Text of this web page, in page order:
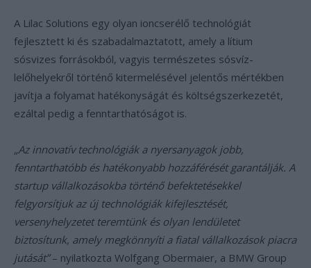
A Lilac Solutions egy olyan ioncserélő technológiát
fejlesztett ki és szabadalmaztatott, amely a lítium
sósvizes forrásokból, vagyis természetes sósvíz-
lelőhelyekről történő kitermelésével jelentős mértékben
javítja a folyamat hatékonyságát és költségszerkezetét,
ezáltal pedig a fenntarthatóságot is.
„Az innovatív technológiák a nyersanyagok jobb,
fenntarthatóbb és hatékonyabb hozzáférését garantálják. A
startup vállalkozásokba történő befektetésekkel
felgyorsítjuk az új technológiák kifejlesztését,
versenyhelyzetet teremtünk és olyan lendületet
biztosítunk, amely megkönnyíti a fiatal vállalkozások piacra
jutását”– nyilatkozta Wolfgang Obermaier, a BMW Group